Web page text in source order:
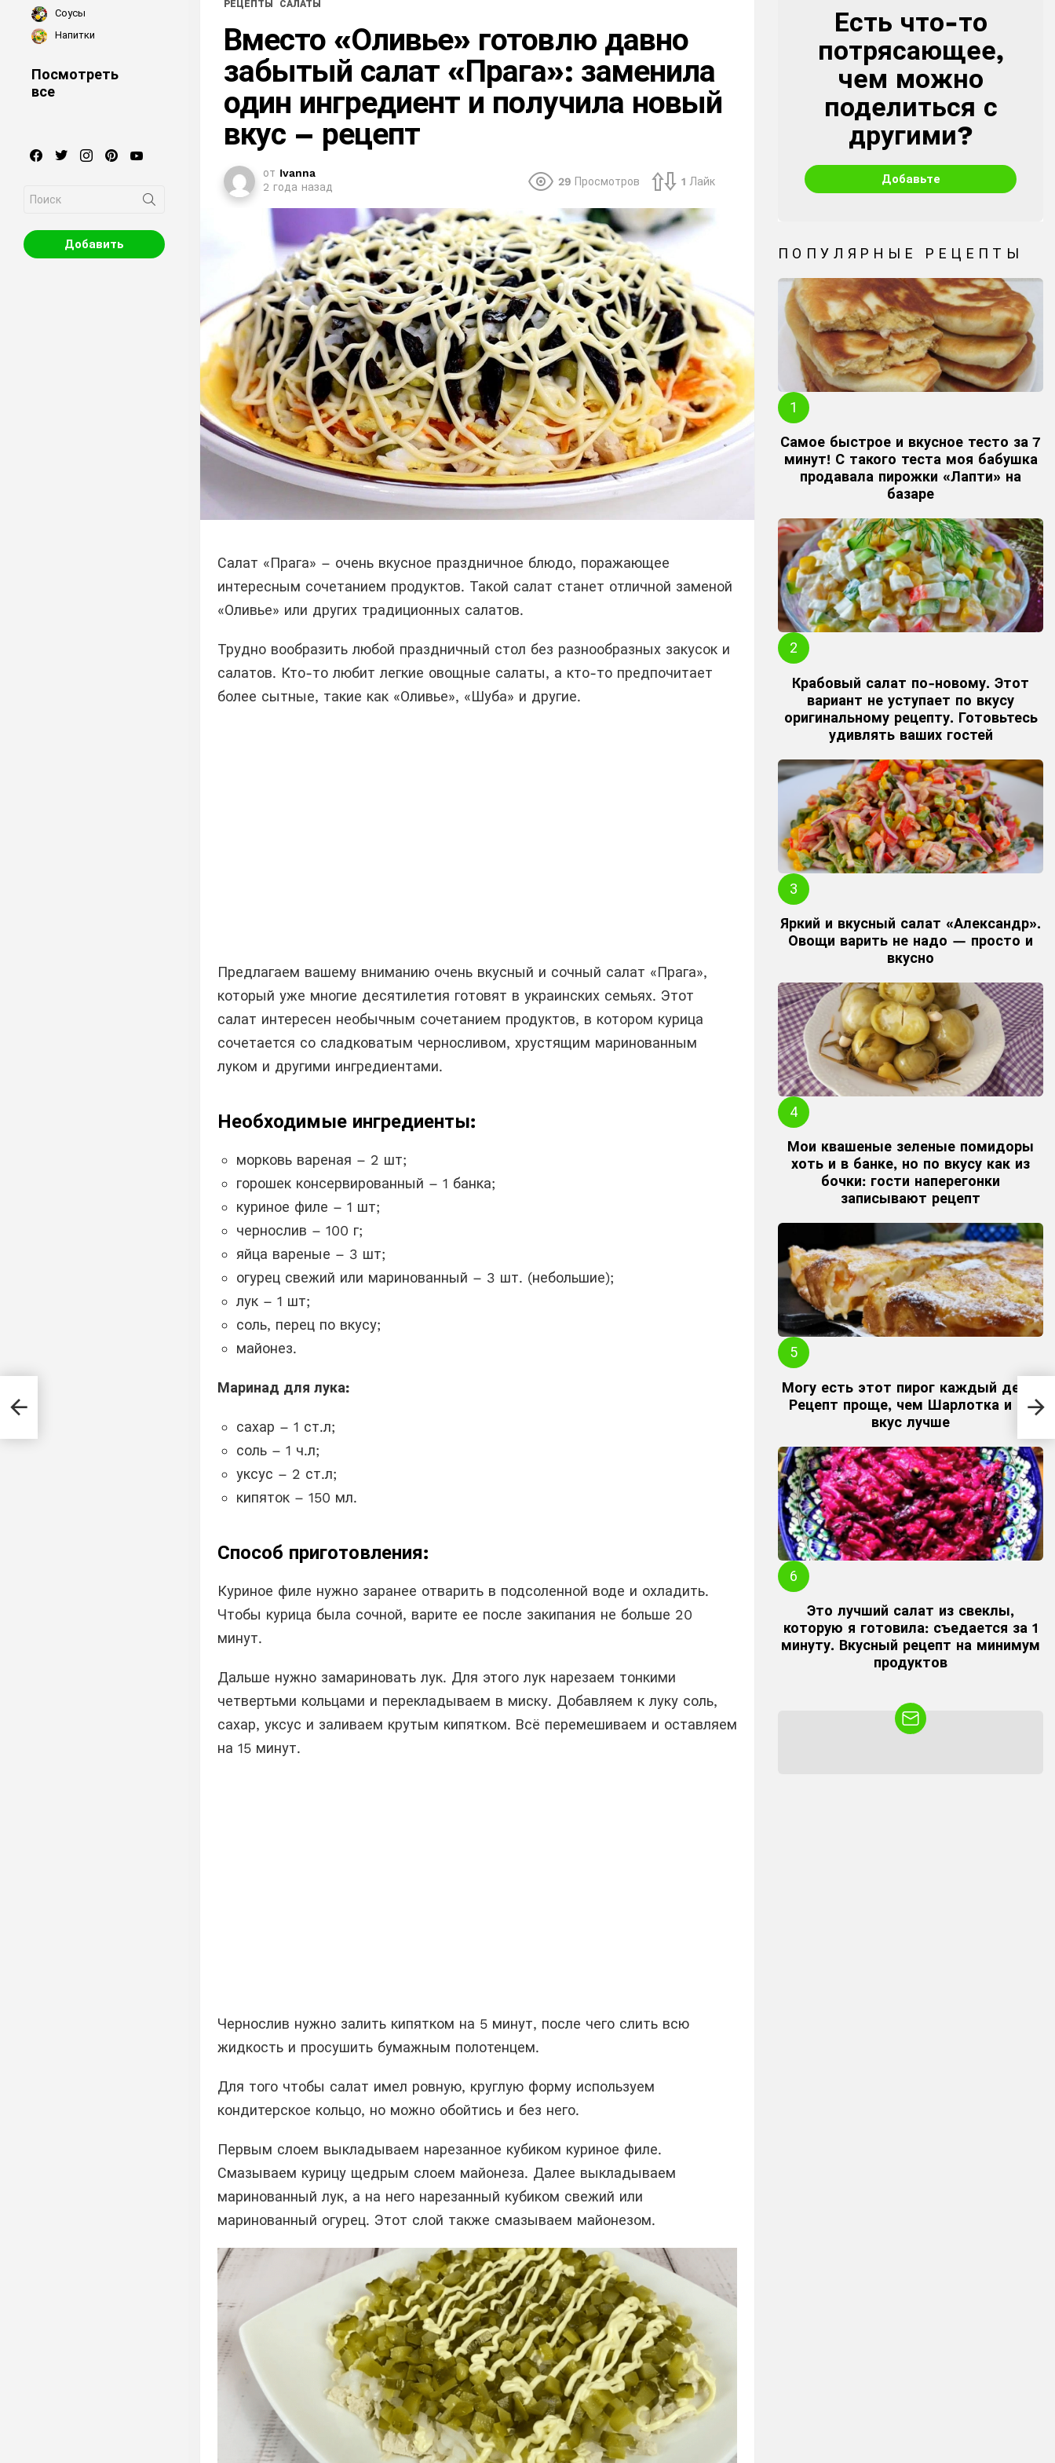
РЕЦЕПТЫ САЛАТЫ
Вместо «Оливье» готовлю давно
забытый салат «Прага»: заменила
один ингредиент и получила новый
вкус – рецепт
от Ivanna
2 года назад
29 Просмотров 1 Лайк
Салат «Прага» – очень вкусное праздничное блюдо, поражающее
интересным сочетанием продуктов. Такой салат станет отличной заменой
«Оливье» или других традиционных салатов.
Трудно вообразить любой праздничный стол без разнообразных закусок и
салатов. Кто-то любит легкие овощные салаты, а кто-то предпочитает
более сытные, такие как «Оливье», «Шуба» и другие.
Предлагаем вашему вниманию очень вкусный и сочный салат «Прага»,
который уже многие десятилетия готовят в украинских семьях. Этот
салат интересен необычным сочетанием продуктов, в котором курица
сочетается со сладковатым черносливом, хрустящим маринованным
луком и другими ингредиентами.
Необходимые ингредиенты:
морковь вареная – 2 шт;
горошек консервированный – 1 банка;
куриное филе – 1 шт;
чернослив – 100 г;
яйца вареные – 3 шт;
огурец свежий или маринованный – 3 шт. (небольшие);
лук – 1 шт;
соль, перец по вкусу;
майонез.
Маринад для лука:
сахар – 1 ст.л;
соль – 1 ч.л;
уксус – 2 ст.л;
кипяток – 150 мл.
Способ приготовления:
Куриное филе нужно заранее отварить в подсоленной воде и охладить.
Чтобы курица была сочной, варите ее после закипания не больше 20
минут.
Дальше нужно замариновать лук. Для этого лук нарезаем тонкими
четвертьми кольцами и перекладываем в миску. Добавляем к луку соль,
сахар, уксус и заливаем крутым кипятком. Всё перемешиваем и оставляем
на 15 минут.
Чернослив нужно залить кипятком на 5 минут, после чего слить всю
жидкость и просушить бумажным полотенцем.
Для того чтобы салат имел ровную, круглую форму используем
кондитерское кольцо, но можно обойтись и без него.
Первым слоем выкладываем нарезанное кубиком куриное филе.
Смазываем курицу щедрым слоем майонеза. Далее выкладываем
маринованный лук, а на него нарезанный кубиком свежий или
маринованный огурец. Этот слой также смазываем майонезом.
CREATE
Есть что-то
потрясающее,
чем можно
поделиться с
другими?
Добавьте
ПОПУЛЯРНЫЕ РЕЦЕПТЫ
Самое быстрое и вкусное тесто за 7
минут! С такого теста моя бабушка
продавала пирожки «Лапти» на
базаре
Крабовый салат по-новому. Этот
вариант не уступает по вкусу
оригинальному рецепту. Готовьтесь
удивлять ваших гостей
Яркий и вкусный салат «Александр».
Овощи варить не надо — просто и
вкусно
Мои квашеные зеленые помидоры
хоть и в банке, но по вкусу как из
бочки: гости наперегонки
записывают рецепт
Могу есть этот пирог каждый день.
Рецепт проще, чем Шарлотка и на
вкус лучше
Это лучший салат из свеклы,
которую я готовила: съедается за 1
минуту. Вкусный рецепт на минимум
продуктов
Соусы
Напитки
Посмотреть
все
facebooktwitterinstagrampinterest
for:
Добавить